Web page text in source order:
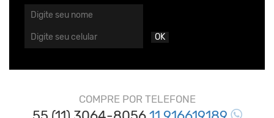
OK
COMPRE POR TELEFONE